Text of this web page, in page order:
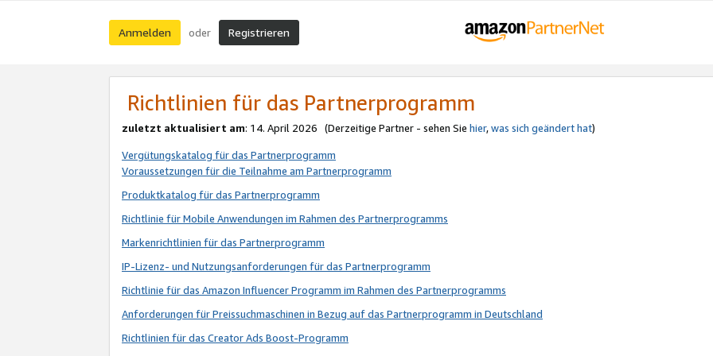
Anmelden oder Registrieren
Richtlinien für das Partnerprogramm
zuletzt aktualisiert am: 14. April 2026 (Derzeitige Partner - sehen Sie hier,was sich geändert hat)
Vergütungskatalog für das Partnerprogramm
Voraussetzungen für die Teilnahme am Partnerprogramm
Produktkatalog für das Partnerprogramm
Richtlinie für Mobile Anwendungen im Rahmen des Partnerprogramms
Markenrichtlinien für das Partnerprogramm
IP-Lizenz- und Nutzungsanforderungen für das Partnerprogramm
Richtlinie für das Amazon Influencer Programm im Rahmen des Partnerprogramms
Anforderungen für Preissuchmaschinen in Bezug auf das Partnerprogramm in Deutschland
Richtlinien für das Creator Ads Boost-Programm